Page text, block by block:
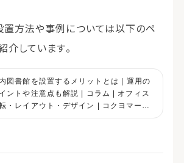
方法や事例については以下のペ
介しています。
図書館を設置するメリットとは｜運用の
ントや注意点も解説 | コラム | オフィス
・レイアウト・デザイン | コクヨマーケ